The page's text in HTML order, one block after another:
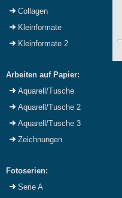
Collagen
Kleinformate
Kleinformate 2
Arbeiten auf Papier:
Aquarell/Tusche
Aquarell/Tusche 2
Aquarell/Tusche 3
Zeichnungen
Fotoserien:
Serie A